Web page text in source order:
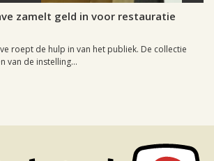
zamelt geld in voor restauratie
roept de hulp in van het publiek. De collectie
van de instelling...